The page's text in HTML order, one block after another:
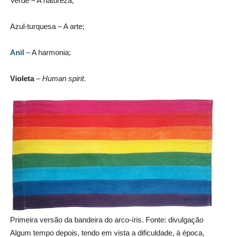
Azul-turquesa – A arte;
Anil – A harmonia;
Violeta–Human spirit.
Primeira versão da bandeira do arco-íris. Fonte: divulgação
Algum tempo depois, tendo em vista a dificuldade, à época,